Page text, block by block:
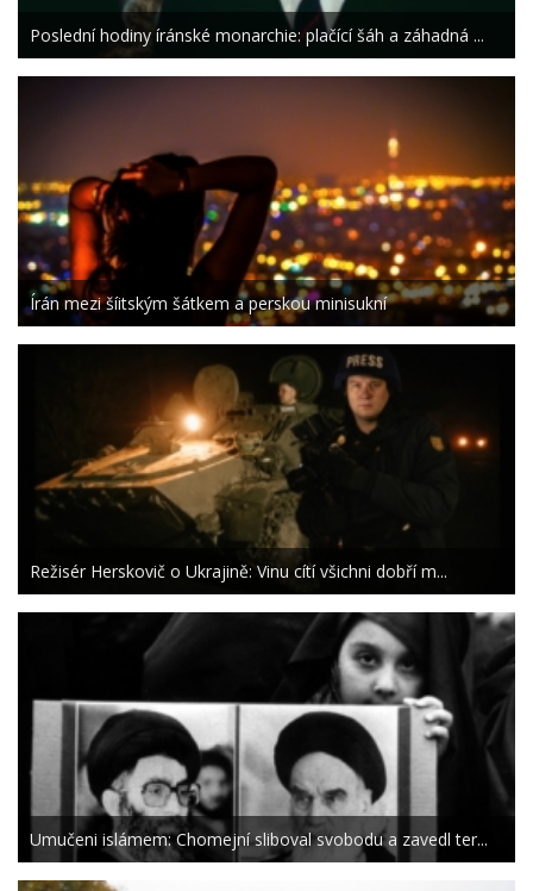
Poslední hodiny íránské monarchie: plačící šáh a záhadná ...
Írán mezi šíitským šátkem a perskou minisukní
Režisér Herskovič o Ukrajině: Vinu cítí všichni dobří m...
Umučeni islámem: Chomejní sliboval svobodu a zavedl ter...